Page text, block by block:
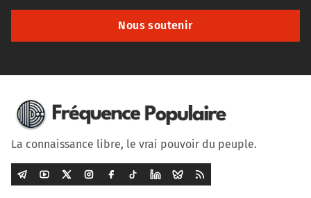
Nous soutenir
La connaissance libre, le vrai pouvoir du peuple.